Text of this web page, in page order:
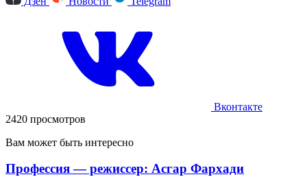
Вконтакте
2420 просмотров
Вам может быть интересно
Профессия — режиссер: Асгар Фархади